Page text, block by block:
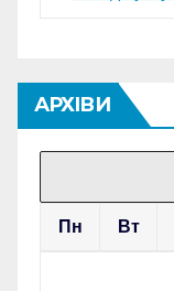
АРХІВИ
Пн Вт